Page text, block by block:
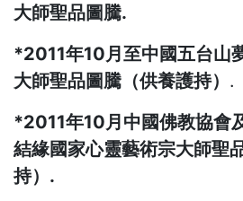
大師聖品圖騰.
*2011年10月至中國五台山
大師聖品圖騰（供養護持） .
*2011年10月中國佛教協會
結緣國家心靈藝術宗大師聖
持）.